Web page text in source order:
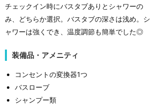
チェックイン時にバスタブありとシャワーの
み、どちらか選択。バスタブの深さは浅め。シ
ャワーは強くでき、温度調節も簡単でした◎
装備品・アメニティ
コンセントの変換器1つ
バスローブ
シャンプー類